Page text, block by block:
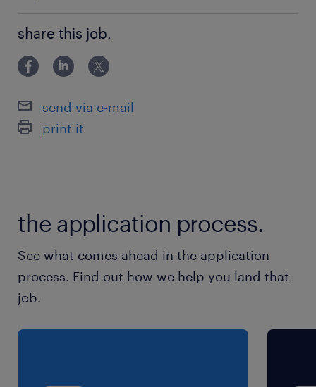
直接雇用契約を結ぶか見極められます！
派遣先の特徴
いった家具や備品のレンタルをする会社です。
成田線、総武本線／四街道駅（車20分）
休日休暇
土日祝日
就業時間
いる方が多いですよ♪
share this job.
send via e-mail
print it
the application process.
See what comes ahead in the application
process. Find out how we help you land that
job.